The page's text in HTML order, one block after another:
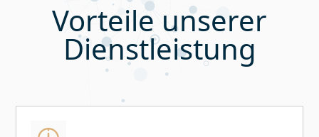
Vorteile unserer
Dienstleistung